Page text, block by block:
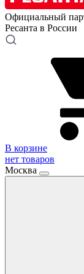
Официальный
Ресанта в России
В корзине
нет товаров
Москва